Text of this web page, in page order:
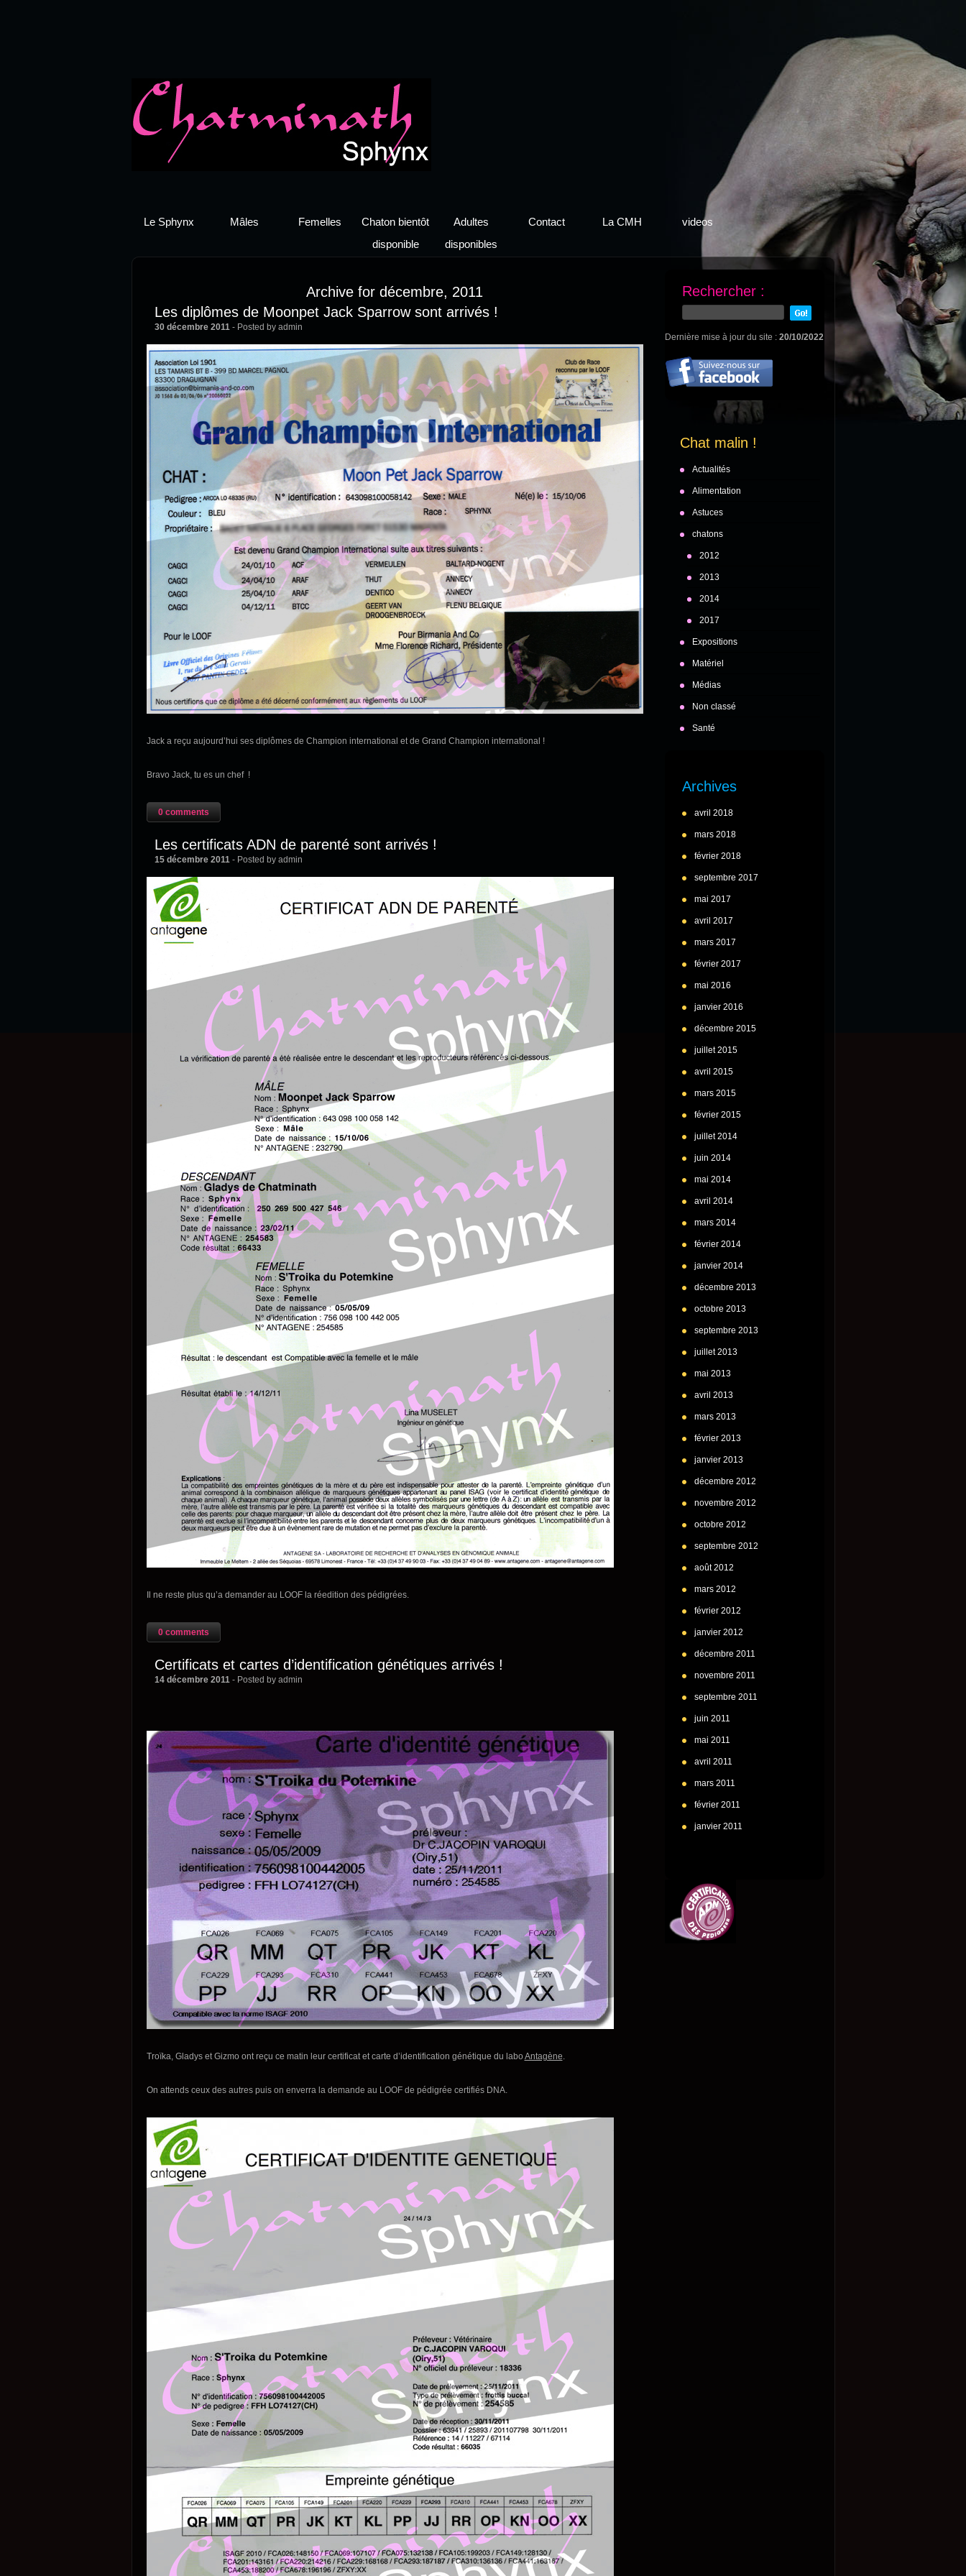
Le Sphynx Mâles Femelles
Chaton bientôt
disponible
Adultes
disponibles
Contact La CMH videos
Archive for décembre, 2011
Les diplômes de Moonpet Jack Sparrow sont arrivés !
30 décembre 2011- Posted by admin
Jack a reçu aujourd’hui ses diplômes de Champion international et de Grand Champion international !
Bravo Jack, tu es un chef !
0 comments
Les certificats ADN de parenté sont arrivés !
15 décembre 2011- Posted by admin
Il ne reste plus qu’a demander au LOOF la réedition des pédigrées.
0 comments
Certificats et cartes d’identification génétiques arrivés !
14 décembre 2011- Posted by admin
Troïka, Gladys et Gizmo ont reçu ce matin leur certificat et carte d’identification génétique du labo Antagène.
On attends ceux des autres puis on enverra la demande au LOOF de pédigrée certifiés DNA.
Rechercher :
Dernière mise à jour du site : 20/10/2022
Chat malin !
Actualités
Alimentation
Astuces
chatons
2012
2013
2014
2017
Expositions
Matériel
Médias
Non classé
Santé
Archives
avril 2018
mars 2018
février 2018
septembre 2017
mai 2017
avril 2017
mars 2017
février 2017
mai 2016
janvier 2016
décembre 2015
juillet 2015
avril 2015
mars 2015
février 2015
juillet 2014
juin 2014
mai 2014
avril 2014
mars 2014
février 2014
janvier 2014
décembre 2013
octobre 2013
septembre 2013
juillet 2013
mai 2013
avril 2013
mars 2013
février 2013
janvier 2013
décembre 2012
novembre 2012
octobre 2012
septembre 2012
août 2012
mars 2012
février 2012
janvier 2012
décembre 2011
novembre 2011
septembre 2011
juin 2011
mai 2011
avril 2011
mars 2011
février 2011
janvier 2011